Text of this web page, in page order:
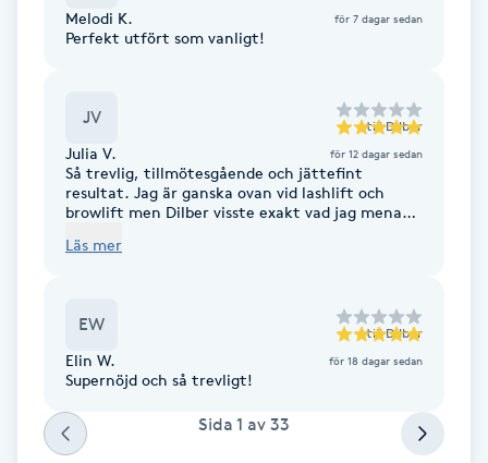
Dermapen
Diamantslipning
Extensions
Eyeliner-tatuering
Melodi K. för 7 dagar sedan
Perfekt utfört som vanligt!
JV till Dilber
Julia V. för 12 dagar sedan
Så trevlig, tillmötesgående och jättefint
resultat. Jag är ganska ovan vid lashlift och
browlift men Dilber visste exakt vad jag menade
naturligt ut.
Läs mer
EW till Dilber
Elin W. för 18 dagar sedan
Supernöjd och så trevligt!
Sida 1 av 33